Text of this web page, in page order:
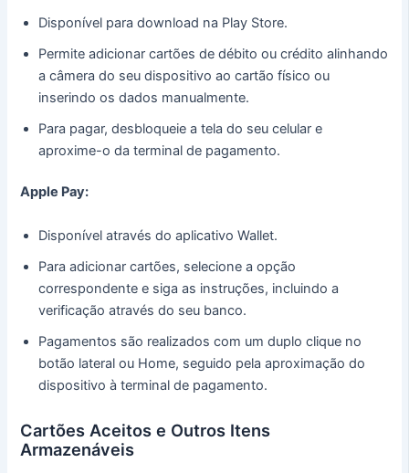
Disponível para download na Play Store.
Permite adicionar cartões de débito ou crédito alinhando
a câmera do seu dispositivo ao cartão físico ou
inserindo os dados manualmente.
Para pagar, desbloqueie a tela do seu celular e
aproxime-o da terminal de pagamento.
Apple Pay:
Disponível através do aplicativo Wallet.
Para adicionar cartões, selecione a opção
correspondente e siga as instruções, incluindo a
verificação através do seu banco.
Pagamentos são realizados com um duplo clique no
botão lateral ou Home, seguido pela aproximação do
dispositivo à terminal de pagamento.
Cartões Aceitos e Outros Itens
Armazenáveis